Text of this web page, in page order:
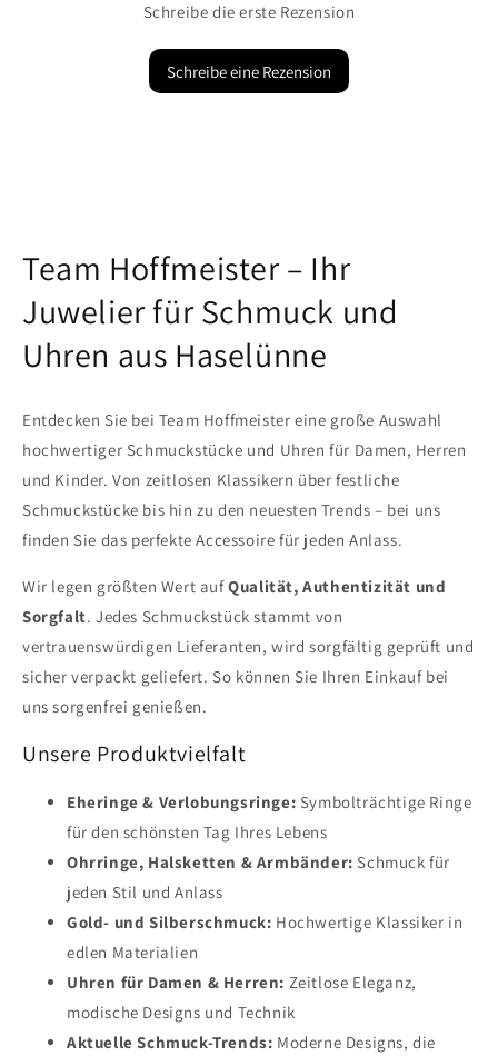
Schreibe die erste Rezension
Schreibe eine Rezension
Team Hoffmeister – Ihr
Juwelier für Schmuck und
Uhren aus Haselünne
Entdecken Sie bei Team Hoffmeister eine große Auswahl
hochwertiger Schmuckstücke und Uhren für Damen, Herren
und Kinder. Von zeitlosen Klassikern über festliche
Schmuckstücke bis hin zu den neuesten Trends – bei uns
finden Sie das perfekte Accessoire für jeden Anlass.
Wir legen größten Wert aufQualität, Authentizität und
Sorgfalt. Jedes Schmuckstück stammt von
vertrauenswürdigen Lieferanten, wird sorgfältig geprüft und
sicher verpackt geliefert. So können Sie Ihren Einkauf bei
uns sorgenfrei genießen.
Unsere Produktvielfalt
Eheringe & Verlobungsringe: Symbolträchtige Ringe
für den schönsten Tag Ihres Lebens
Ohrringe, Halsketten & Armbänder: Schmuck für
jeden Stil und Anlass
Gold- und Silberschmuck: Hochwertige Klassiker in
edlen Materialien
Uhren für Damen & Herren: Zeitlose Eleganz,
modische Designs und Technik
Aktuelle Schmuck-Trends: Moderne Designs, die